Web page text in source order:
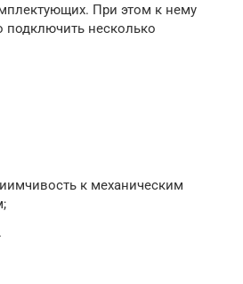
При этом к нему
несколько
к механическим